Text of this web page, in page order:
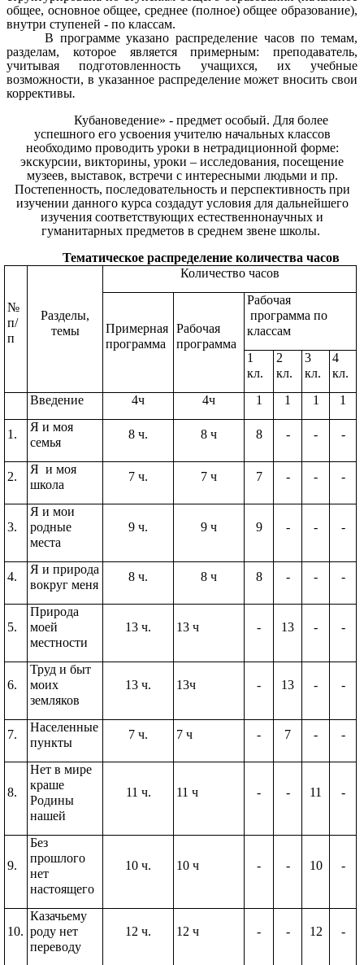
общее, основное общее, среднее (полное) общее образование),
внутри ступеней - по классам.
В программе указано распределение часов по темам,
разделам, которое является примерным: преподаватель,
учитывая подготовленность учащихся, их учебные
возможности, в указанное распределение может вносить свои
коррективы.
Кубановедение» - предмет особый. Для более
успешного его усвоения учителю начальных классов
необходимо проводить уроки в нетрадиционной форме:
экскурсии, викторины, уроки – исследования, посещение
музеев, выставок, встречи с интересными людьми и пр.
Постепенность, последовательность и перспективность при
изучении данного курса создадут условия для дальнейшего
изучения соответствующих естественнонаучных и
гуманитарных предметов в среднем звене школы.
Тематическое распределение количества часов
№
п/
п
Разделы,
темы
Количество часов
Примерная
программа
Рабочая
программа
Рабочая
программа по
классам
1
кл.
2
кл.
3
кл.
4
кл.
Введение
4ч 4ч 1 1 1 1
1.
Я и моя
семья
8 ч. 8 ч 8 - - -
2.
Я и моя
школа
7 ч. 7 ч 7 - - -
3.
Я и мои
родные
места
9 ч. 9 ч 9 - - -
4.
Я и природа
вокруг меня
8 ч. 8 ч 8 - - -
5.
Природа
моей
местности
13 ч. 13 ч - 13 - -
6.
Труд и быт
моих
земляков
13 ч. 13ч - 13 - -
7.
Населенные
пункты
7 ч. 7 ч - 7 - -
8.
Нет в мире
краше
Родины
нашей
11 ч. 11 ч - - 11 -
9.
Без
прошлого
нет
настоящего
10 ч. 10 ч - - 10 -
10.
Казачьему
роду нет
переводу
12 ч. 12 ч - - 12 -